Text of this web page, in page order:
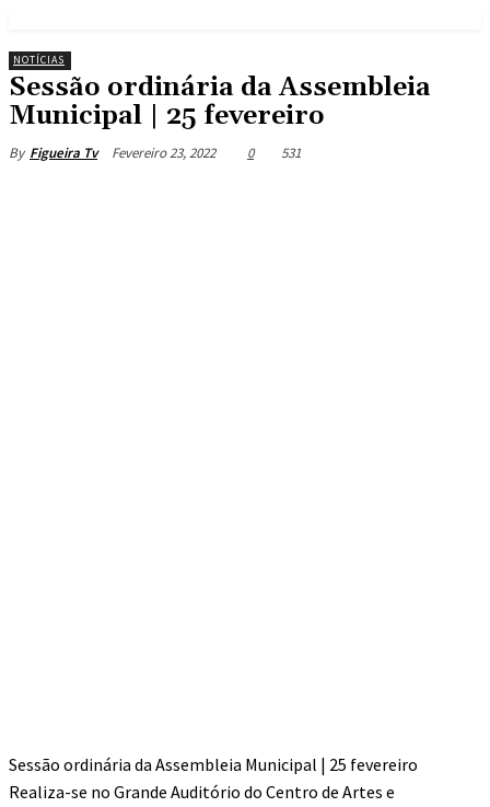
NOTÍCIAS
Sessão ordinária da Assembleia
Municipal | 25 fevereiro
By Figueira Tv Fevereiro 23, 2022 0 531
Sessão ordinária da Assembleia Municipal | 25 fevereiro
Realiza-se no Grande Auditório do Centro de Artes e